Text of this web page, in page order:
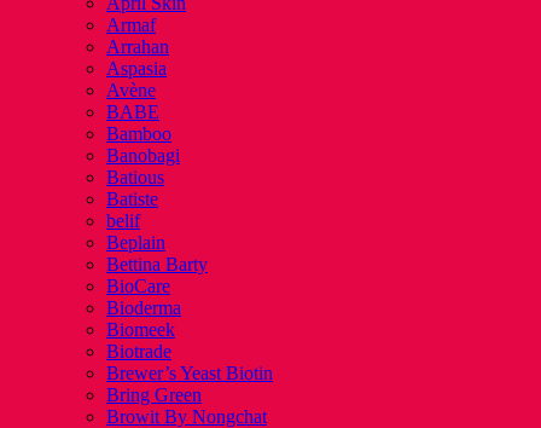
Armaf
Arrahan
Aspasia
Avène
BABE
Bamboo
Banobagi
Batious
Batiste
belif
Beplain
Bettina Barty
BioCare
Bioderma
Biomeek
Biotrade
Brewer’s Yeast Biotin
Bring Green
Browit By Nongchat